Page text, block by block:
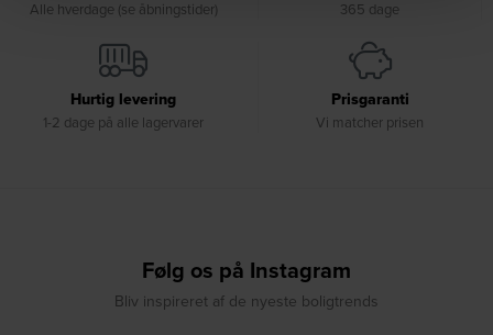
Alle hverdage (se åbningstider) 365 dage
Hurtig levering
1-2 dage på alle lagervarer
Prisgaranti
Vi matcher prisen
Følg os på Instagram
Bliv inspireret af de nyeste boligtrends